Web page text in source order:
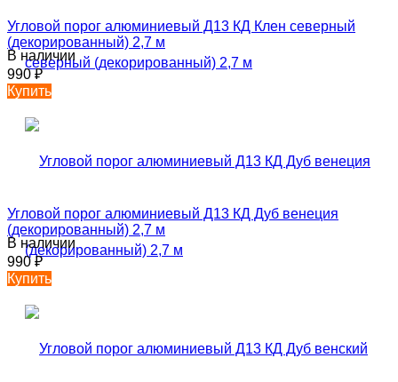
Угловой порог алюминиевый Д13 КД Клен северный
(декорированный) 2,7 м
В наличии
990₽
Купить
Угловой порог алюминиевый Д13 КД Дуб венеция
(декорированный) 2,7 м
В наличии
990 ₽
Купить